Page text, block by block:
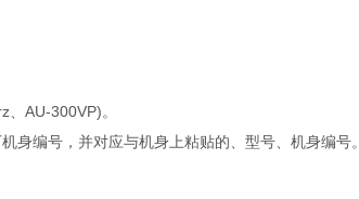
AU-300VP)。
身编号，并对应与机身上粘贴的、型号、机身编号。